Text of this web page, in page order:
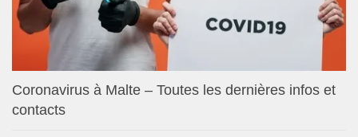
Coronavirus à Malte – Toutes les dernières infos et
contacts